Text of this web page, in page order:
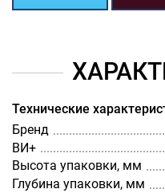
Технические
Бренд
ВИ+
Высота упаковки, мм
Глубина упаковки, мм